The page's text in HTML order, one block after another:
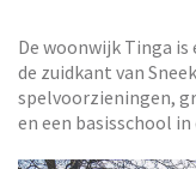
De woonwijk Tinga
de zuidkant van
spelvoorzieningen,
en een basisschool